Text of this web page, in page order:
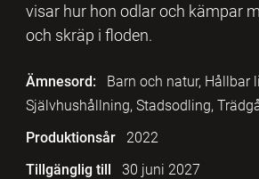
visar hur hon odlar och kämpar
och skräp i floden.
Ämnesord:
Barn och natur, Hållbar
Självhushållning, Stadsodling,
Produktionsår
2022
Tillgänglig till
30 juni 2027